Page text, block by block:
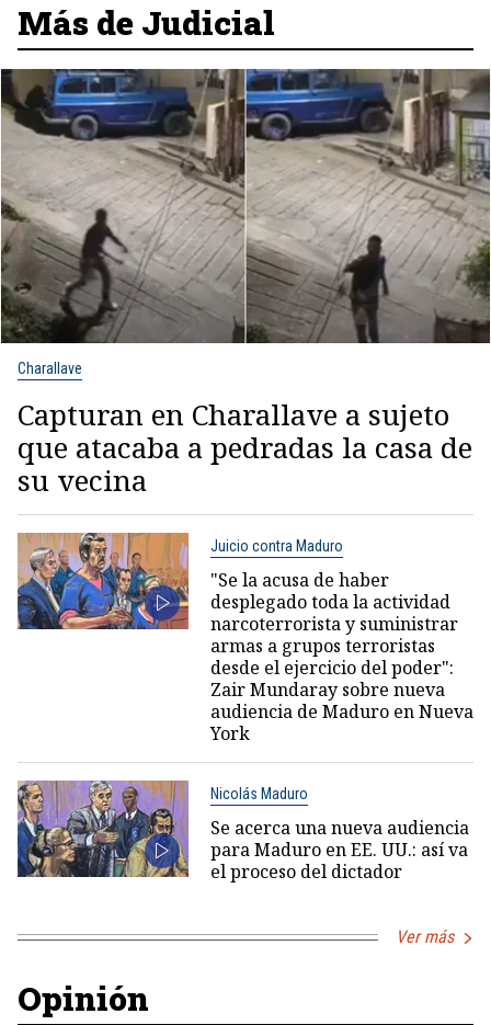
Más de Judicial
Charallave
Capturan en Charallave a sujeto
que atacaba a pedradas la casa de
su vecina
Juicio contra Maduro
"Se la acusa de haber
desplegado toda la actividad
narcoterrorista y suministrar
armas a grupos terroristas
desde el ejercicio del poder":
Zair Mundaray sobre nueva
audiencia de Maduro en Nueva
York
Nicolás Maduro
Se acerca una nueva audiencia
para Maduro en EE. UU.: así va
el proceso del dictador
Ver más
Opinión